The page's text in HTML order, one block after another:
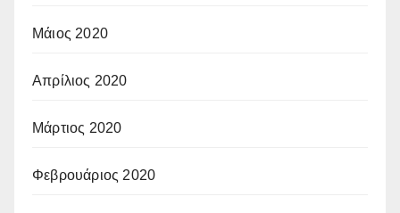
Μάιος 2020
Απρίλιος 2020
Μάρτιος 2020
Φεβρουάριος 2020